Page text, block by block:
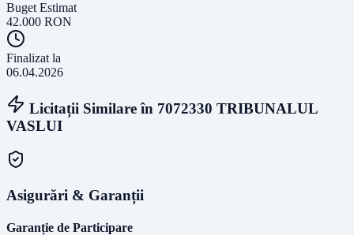
Buget Estimat
42.000 RON
Finalizat la
06.04.2026
Licitații Similare în 7072330 TRIBUNALUL
VASLUI
Asigurări & Garanții
Garanție de Participare